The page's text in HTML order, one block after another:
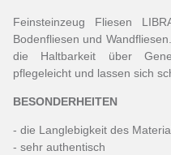
Feinsteinzeug Fliesen
Bodenfliesen und
die Haltbarkeit über
pflegeleicht und lassen sich
BESONDERHEITEN
- die Langlebigkeit des
- sehr authentisch